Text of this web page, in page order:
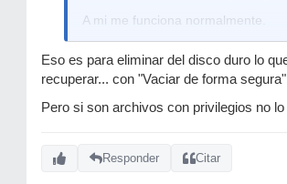
A mi me funciona normalmente.
Eso es para eliminar del disco duro lo
recuperar... con "Vaciar de forma
Pero si son archivos con privilegios no
Responder Citar